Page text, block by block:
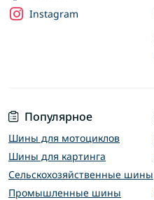
Популярное
Шины для мотоциклов
Шины для картинга
Сельскохозяйственные шины
Промышленные шины
Instagram